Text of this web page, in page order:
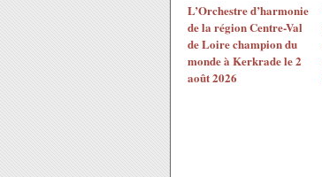
L’Orchestre d’harmonie
de la région Centre-Val
de Loire champion du
monde à Kerkrade le 2
août 2026